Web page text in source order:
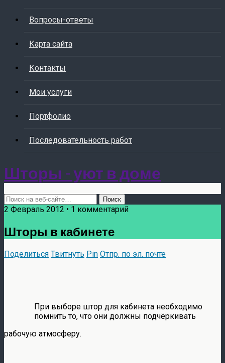
Вопросы-ответы
Карта сайта
Контакты
Мои услуги
Портфолио
Последовательность работ
Шторы - уют в доме
2 Февраль 2012 • 1 комментарий
Шторы в кабинете
Поделиться Твитнуть Pin Отпр. по эл. почте
При выборе штор для кабинета необходимо
помнить то, что они должны подчёркивать
рабочую атмосферу.